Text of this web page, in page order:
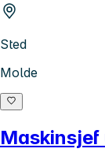
Sted
Molde